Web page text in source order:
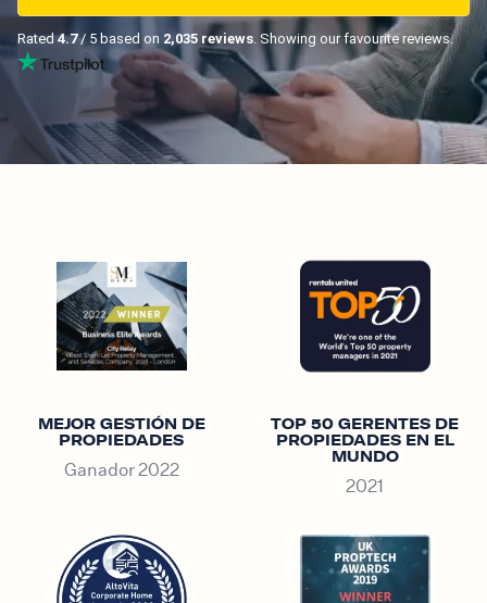
Rated4.7/ 5 based on 2,035 reviews. Showing our favourite reviews.
MEJOR GESTIÓN DE
PROPIEDADES
Ganador 2022
TOP 50 GERENTES DE
PROPIEDADES EN EL
MUNDO
2021